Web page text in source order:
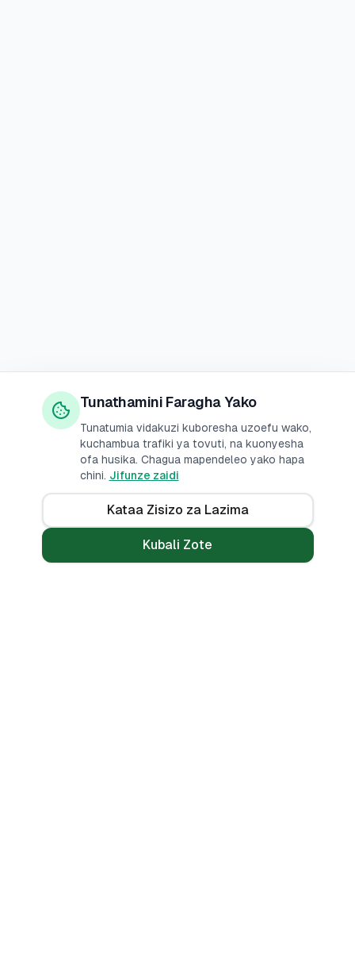
Tunathamini Faragha Yako
Tunatumia vidakuzi kuboresha uzoefu wako,
kuchambua trafiki ya tovuti, na kuonyesha
ofa husika. Chagua mapendeleo yako hapa
chini. Jifunze zaidi
Kataa Zisizo za Lazima
Kubali Zote